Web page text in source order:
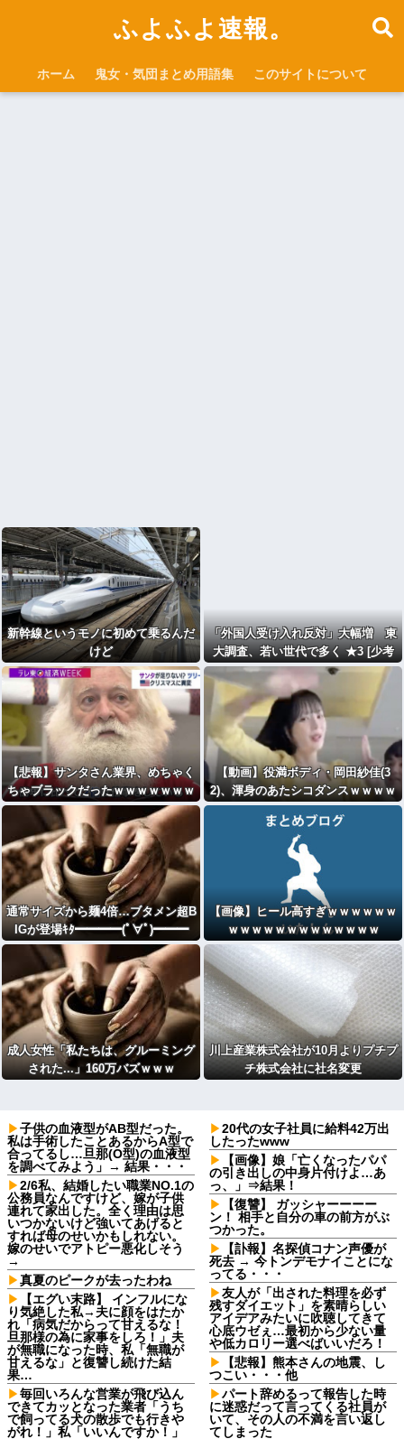
ふよふよ速報。
ホーム 鬼女・気団まとめ用語集 このサイトについて
新幹線というモノに初めて乗るんだ
けど
「外国人受け入れ反対」大幅増 東
大調査、若い世代で多く ★3 [少考
さん★]
【悲報】サンタさん業界、めちゃく
ちゃブラックだったｗｗｗｗｗｗｗ
【動画】役満ボディ・岡田紗佳(3
2)、渾身のあたシコダンスｗｗｗｗ
ｗｗ
通常サイズから麺4倍…ブタメン超B
IGが登場ｷﾀ━━━━(ﾟ∀ﾟ)━━━
━!!
【画像】ヒール高すぎｗｗｗｗｗｗ
ｗｗｗｗｗｗｗｗｗｗｗｗｗ
成人女性「私たちは、グルーミング
された...」160万バズｗｗｗ
川上産業株式会社が10月よりプチプ
チ株式会社に社名変更
子供の血液型がAB型だった。
私は手術したことあるからA型で
合ってるし…旦那(O型)の血液型
を調べてみよう」→ 結果・・・
2/6私、結婚したい職業NO.1の
公務員なんですけど、嫁が子供
連れて家出した。全く理由は思
いつかないけど強いてあげると
すれば母のせいかもしれない。
嫁のせいでアトピー悪化しそう
→
真夏のピークが去ったわね
【エグい末路】 インフルにな
り気絶した私→夫に顔をはたか
れ「病気だからって甘えるな！
旦那様の為に家事をしろ！」夫
が無職になった時、私「無職が
甘えるな」と復讐し続けた結
果…
毎回いろんな営業が飛び込ん
できてカッとなった業者「うち
で飼ってる犬の散歩でも行きや
がれ！」私「いいんですか！」
20代の女子社員に給料42万出
したったwww
【画像】娘「亡くなったパパ
の引き出しの中身片付けよ…あ
っ、」⇒結果！
【復讐】 ガッシャーーーー
ン！ 相手と自分の車の前方がぶ
つかった。
【訃報】名探偵コナン声優が
死去 → 今トンデモナイことにな
ってる・・・
友人が「出された料理を必ず
残すダイエット」を素晴らしい
アイデアみたいに吹聴してきて
心底ウゼぇ…最初から少ない量
や低カロリー選べばいいだろ！
【悲報】熊本さんの地震、し
つこい・・・他
パート辞めるって報告した時
に迷惑だって言ってくる社員が
いて、その人の不満を言い返し
てしまった